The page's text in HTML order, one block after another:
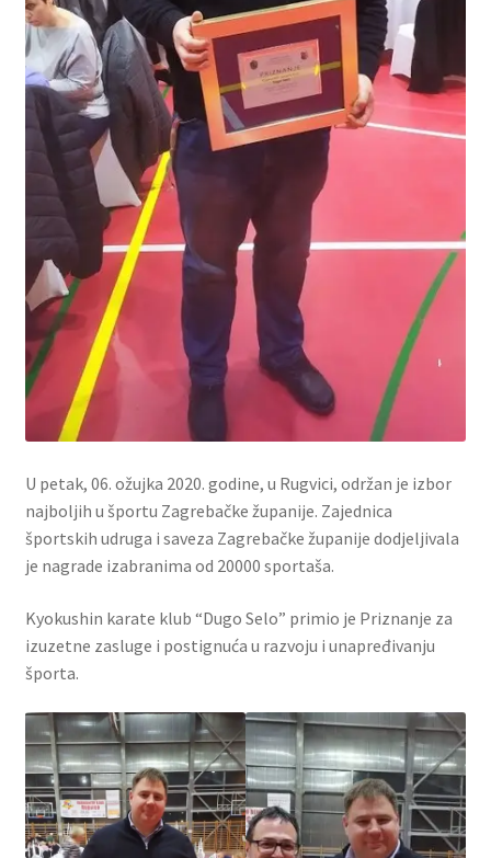
U petak, 06. ožujka 2020. godine, u Rugvici, održan je izbor
najboljih u športu Zagrebačke županije. Zajednica
športskih udruga i saveza Zagrebačke županije dodjeljivala
je nagrade izabranima od 20000 sportaša.
Kyokushin karate klub “Dugo Selo” primio je Priznanje za
izuzetne zasluge i postignuća u razvoju i unapređivanju
športa.